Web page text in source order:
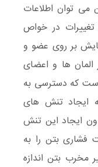
می توان اطلاعات
در خواص
بر روی عضو و
ها و اعضای
است که دسترسی به
ایجاد تنش های
ایجاد این تنش
فشاری بتن را به
بتن اندازه